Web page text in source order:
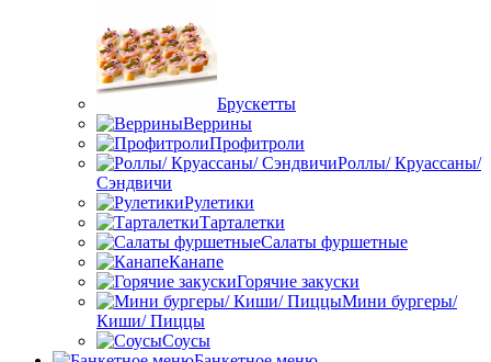
Брускетты
Веррины
Профитроли
Роллы/ Круассаны/
Сэндвичи
Рулетики
Тарталетки
Салаты фуршетные
Канапе
Горячие закуски
Мини бургеры/
Киши/ Пиццы
Соусы